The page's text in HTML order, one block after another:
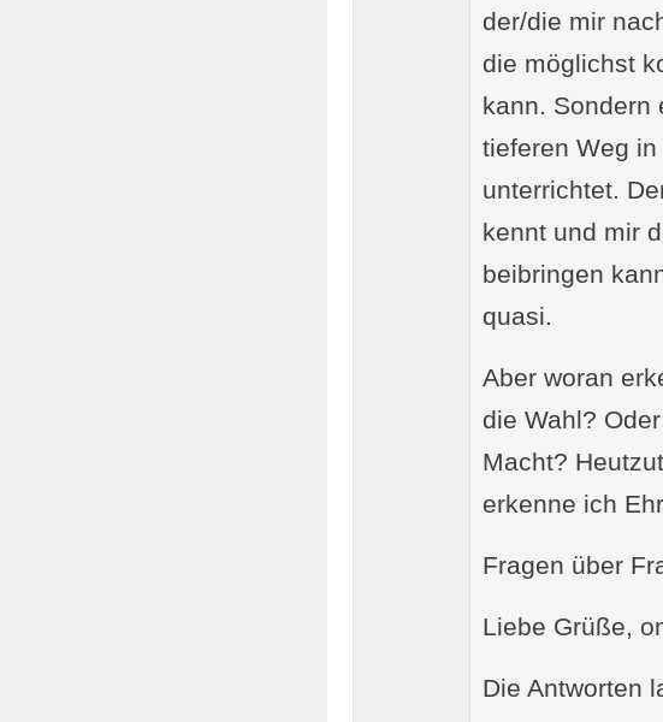
der/die mir
die möglichst
kann. Sondern
tieferen Weg
unterrichtet.
kennt und mir
beibringen
quasi.
Aber woran
die Wahl?
Macht?
erkenne ich
Fragen über
Liebe Grüße,
Die Antworten